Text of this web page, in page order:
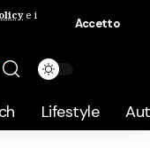
e i
Accetto
Lifestyle